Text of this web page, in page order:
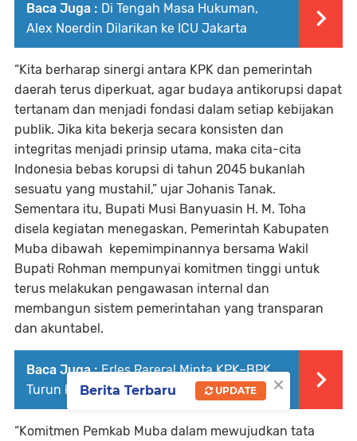
Baca Juga : Di Tengah Masa Hukuman,
Alex Noerdin Dilarikan ke ICU Jakarta
“Kita berharap sinergi antara KPK dan pemerintah
daerah terus diperkuat, agar budaya antikorupsi dapat
tertanam dan menjadi fondasi dalam setiap kebijakan
publik. Jika kita bekerja secara konsisten dan
integritas menjadi prinsip utama, maka cita-cita
Indonesia bebas korupsi di tahun 2045 bukanlah
sesuatu yang mustahil,” ujar Johanis Tanak.
Sementara itu, Bupati Musi Banyuasin H. M. Toha
disela kegiatan menegaskan, Pemerintah Kabupaten
Muba dibawah kepemimpinannya bersama Wakil
Bupati Rohman mempunyai komitmen tinggi untuk
terus melakukan pengawasan internal dan
membangun sistem pemerintahan yang transparan
dan akuntabel.
Baca Juga : Erles Rareral Minta KPK–BPK
Turun ke Bengkulu
“Komitmen Pemkab Muba dalam mewujudkan tata
×
Berita Terbaru UPDATE